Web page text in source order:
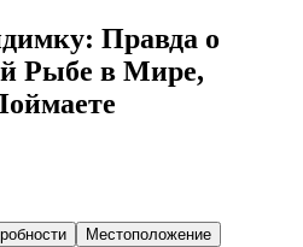
Правда о
Рыбе в Мире,
Местоположение